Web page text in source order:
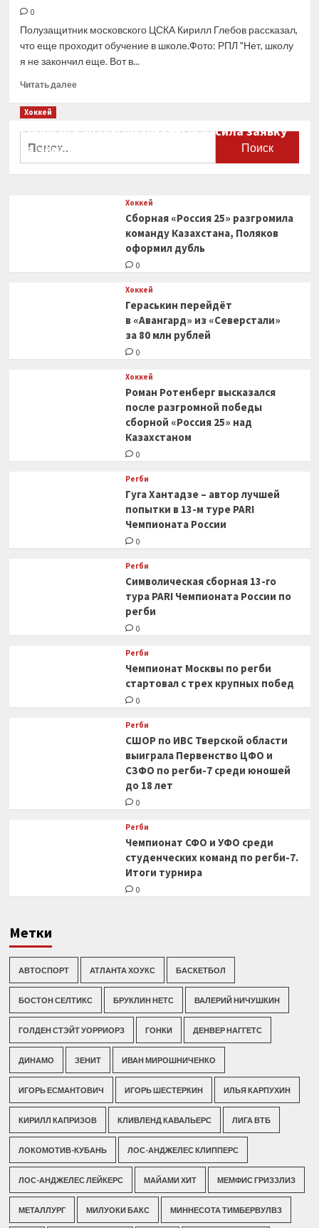
с «Динамо»
0
Полузащитник московского ЦСКА Кирилл Глебов рассказал,
что еще проходит обучение в школе.Фото: РПЛ "Нет, школу
я не закончил еще. Вот в...
Читать далееПрочитать
признался,
Хоккей
Сборная Канады по хоккею огласила заявку
на чемпионат мира
Хоккей
Сборная «Россия 25» разгромила
команду Казахстана, Поляков
оформил дубль
0
Хоккей
Гераськин перейдёт
в «Авангард» из «Северстали»
за 80 млн рублей
0
Хоккей
Роман Ротенберг высказался
после разгромной победы
сборной «Россия 25» над
Казахстаном
0
Регби
Гуга Хантадзе – автор лучшей
попытки в 13-м туре PARI
Чемпионата России
0
Регби
Символическая сборная 13-го
тура PARI Чемпионата России по
регби
0
Регби
Чемпионат Москвы по регби
стартовал с трех крупных побед
0
Регби
СШОР по ИВС Тверской области
выиграла Первенство ЦФО и
СЗФО по регби-7 среди юношей
до 18 лет
0
Регби
Чемпионат СФО и УФО среди
студенческих команд по регби-7.
Итоги турнира
0
Метки
АВТОСПОРТ АТЛАНТА ХОУКС БАСКЕТБОЛ
БОСТОН СЕЛТИКС БРУКЛИН НЕТС ВАЛЕРИЙ НИЧУШКИН
ГОЛДЕН СТЭЙТ УОРРИОРЗ ГОНКИ ДЕНВЕР НАГГЕТС
ДИНАМО ЗЕНИТ ИВАН МИРОШНИЧЕНКО
ИГОРЬ ЕСМАНТОВИЧ ИГОРЬ ШЕСТЕРКИН ИЛЬЯ КАРПУХИН
КИРИЛЛ КАПРИЗОВ КЛИВЛЕНД КАВАЛЬЕРС ЛИГА ВТБ
ЛОКОМОТИВ-КУБАНЬ ЛОС-АНДЖЕЛЕС КЛИППЕРС
ЛОС-АНДЖЕЛЕС ЛЕЙКЕРС МАЙАМИ ХИТ МЕМФИС ГРИЗЗЛИЗ
МЕТАЛЛУРГ МИЛУОКИ БАКС МИННЕСОТА ТИМБЕРВУЛВЗ